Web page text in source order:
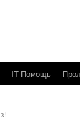
IT Помощь